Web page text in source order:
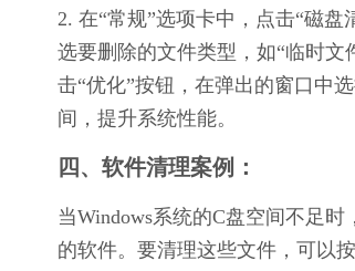
2. 在“常规”选项卡中，点击“磁
选要删除的文件类型，如“临时文
击“优化”按钮，在弹出的窗口中
间，提升系统性能。
四、软件清理案例：
当Windows系统的C盘空间不足
的软件。要清理这些文件，可以